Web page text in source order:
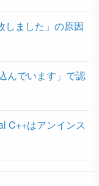
しました」の原因
んでいます」で認
C++はアンインス